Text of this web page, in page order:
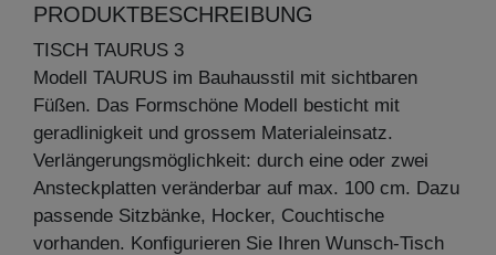
PRODUKTBESCHREIBUNG
TISCH TAURUS 3
Modell TAURUS im Bauhausstil mit sichtbaren
Füßen. Das Formschöne Modell besticht mit
geradlinigkeit und grossem Materialeinsatz.
Verlängerungsmöglichkeit: durch eine oder zwei
Ansteckplatten veränderbar auf max. 100 cm. Dazu
passende Sitzbänke, Hocker, Couchtische
vorhanden. Konfigurieren Sie Ihren Wunsch-Tisch